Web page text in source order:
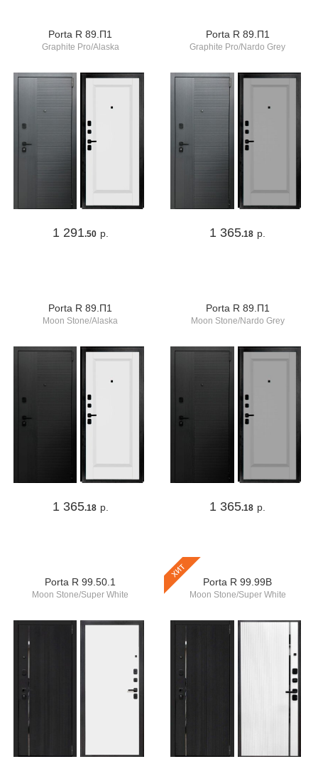
Porta R 89.П1
Graphite Pro/Alaska
1 291.50 р.
Porta R 89.П1
Graphite Pro/Nardo Grey
1 365.18 р.
Porta R 89.П1
Moon Stone/Alaska
1 365.18 р.
Porta R 89.П1
Moon Stone/Nardo Grey
1 365.18 р.
Porta R 99.50.1
Moon Stone/Super White
хит
Porta R 99.99В
Moon Stone/Super White